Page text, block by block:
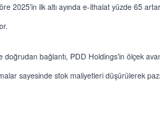
2025’in ilk altı ayında e-ithalat yüzde 65
bağlantı, PDD Holdings’in ölçek
sayesinde stok maliyetleri düşürülerek